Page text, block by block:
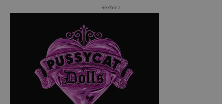
Reklama